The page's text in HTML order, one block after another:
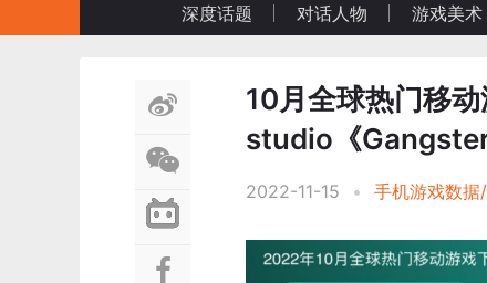
深度话题
对话人物 游戏美术
10月全球热门移
studio《
2022-11-15 • 手机游戏数